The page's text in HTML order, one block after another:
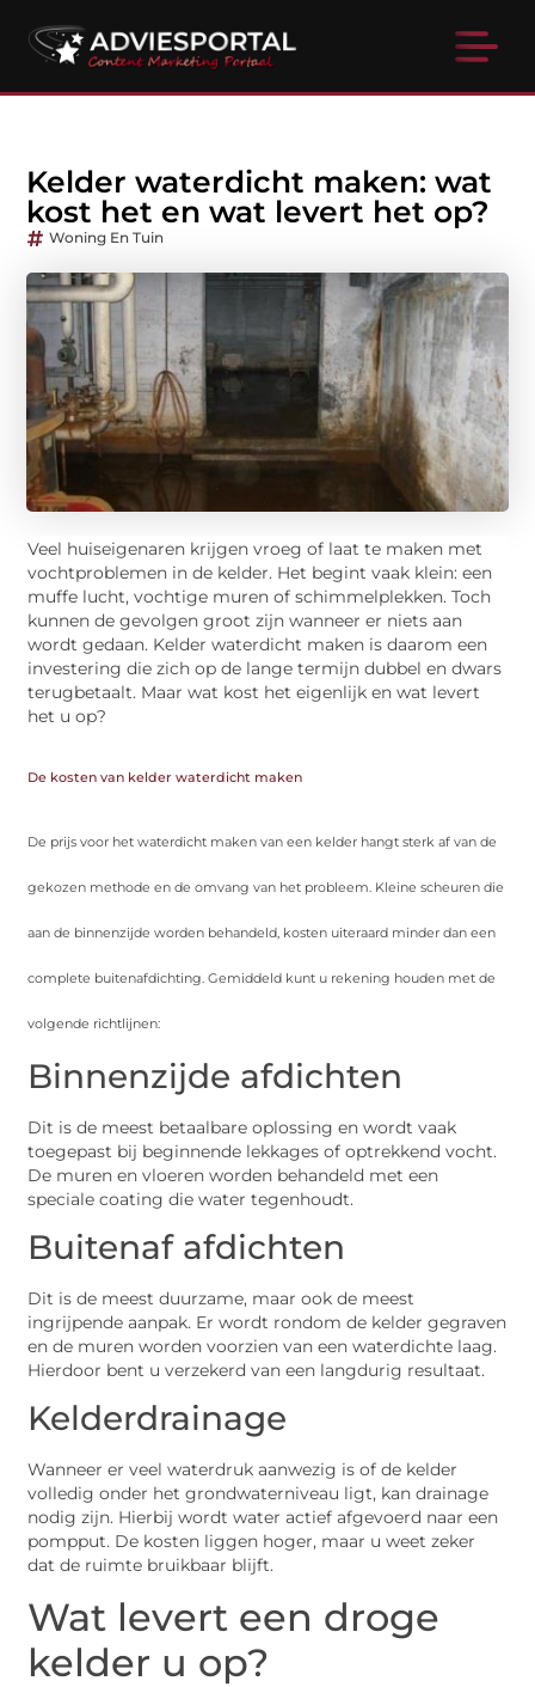
Kelder waterdicht maken: wat
kost het en wat levert het op?
Woning En Tuin
Veel huiseigenaren krijgen vroeg of laat te maken met
vochtproblemen in de kelder. Het begint vaak klein: een
muffe lucht, vochtige muren of schimmelplekken. Toch
kunnen de gevolgen groot zijn wanneer er niets aan
wordt gedaan. Kelder waterdicht maken is daarom een
investering die zich op de lange termijn dubbel en dwars
terugbetaalt. Maar wat kost het eigenlijk en wat levert
het u op?
De kosten van kelder waterdicht maken
De prijs voor het waterdicht maken van een kelder hangt sterk af van de
gekozen methode en de omvang van het probleem. Kleine scheuren die
aan de binnenzijde worden behandeld, kosten uiteraard minder dan een
complete buitenafdichting. Gemiddeld kunt u rekening houden met de
volgende richtlijnen:
Binnenzijde afdichten
Dit is de meest betaalbare oplossing en wordt vaak
toegepast bij beginnende lekkages of optrekkend vocht.
De muren en vloeren worden behandeld met een
speciale coating die water tegenhoudt.
Buitenaf afdichten
Dit is de meest duurzame, maar ook de meest
ingrijpende aanpak. Er wordt rondom de kelder gegraven
en de muren worden voorzien van een waterdichte laag.
Hierdoor bent u verzekerd van een langdurig resultaat.
Kelderdrainage
Wanneer er veel waterdruk aanwezig is of de kelder
volledig onder het grondwaterniveau ligt, kan drainage
nodig zijn. Hierbij wordt water actief afgevoerd naar een
pompput. De kosten liggen hoger, maar u weet zeker
dat de ruimte bruikbaar blijft.
Wat levert een droge
kelder u op?